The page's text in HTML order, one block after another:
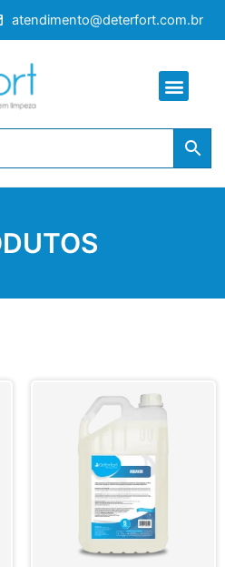
atendimento@deterfort.com.br